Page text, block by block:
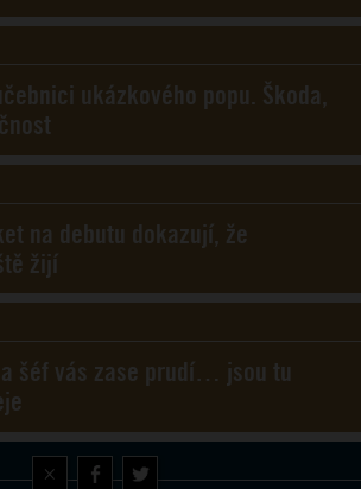
×
ukázkového popu. Škoda,
na debutu dokazují, že
žijí
šéf vás zase prudí… jsou tu